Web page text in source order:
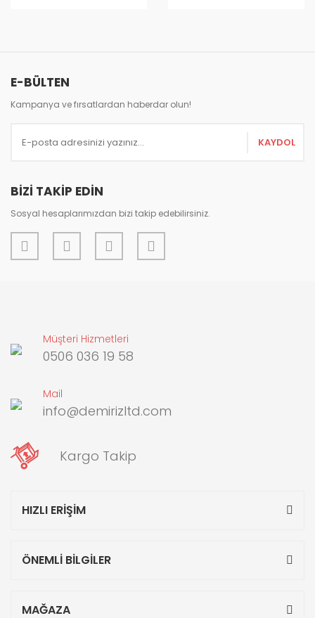
E-BÜLTEN
Kampanya ve fırsatlardan haberdar olun!
KAYDOL
BİZİ TAKİP EDİN
Sosyal hesaplarımızdan bizi takip edebilirsiniz.
Müşteri Hizmetleri
0506 036 19 58
Mail
info@demirizltd.com
Kargo Takip
HIZLI ERİŞİM
ÖNEMLİ BİLGİLER
MAĞAZA